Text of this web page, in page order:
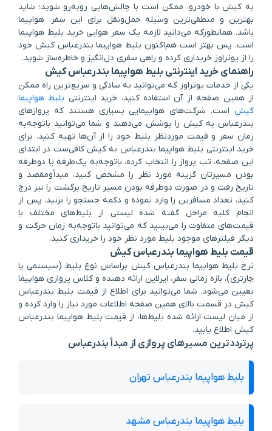
به کیش با خودرو، ممکن است با چالش‌هایی روبه‌رو شوید؛ شاید
بهترین و منطقی‌ترین وسیله حمل‌ونقل برای این سفر، هواپیما
باشد. همانطورکه می‌دانید لازمه یک سفر هوایی خرید بلیط هواپیما
است. پس بهتر است هم‌اکنون بلیط هواپیما بندرعباس کیش خود
را از یوتراوز خریداری کرده و راهی سفری دل‌انگیز و خاطره‌ساز شوید.
راهنمای خرید اینترنتی بلیط هواپیما بندرعباس کیش
یکی از خدمات یوتراوز که می‌توانید به سادگی و سریع‌ترین راه ممکن
از همین صفحه از آن استفاده کنید، خرید اینترنتی بلیط هواپیما
کیش است. شرکت‌های هواپیمایی بسیاری هستند که پروازهای
بندرعباس به کیش را پوشش می‌دهند و شما می‌توانید باتوجه‌به
زمان سفر و قیمت موردنظر بلیط خود را از آن‌ها تهیه کنید. برای
خرید اینترنتی بلیط هواپیما بندرعباس به کیش کافی‌ست در ابتدای
این صفحه، تب پرواز را انتخاب کرده، باتوجه‌به یک‌طرفه یا دوطرفه
بودن مسیرتان گزینه مورد نظر را مشخص کنید، مبدأومقصد و
تاریخ رفت و در صورت دوطرفه‌ بودن مسیر تاریخ برگشت را نیز درج
کنید، تعداد مسافرین را وارد نموده و دکمه جستجو را بزنید. پس از
انجام کلیه مراحل گفته شده لیستی از بلیط‌های مختلف با
قیمت‌های متفاوت را می‌بینید که می‌توانید باتوجه‌به زمان حرکت و
دیگر فیلترهای موجود بلیط مورد نظر خود را خریداری کنید.
قیمت بلیط هواپیما بندرعباس کیش
نرخ بلیط هواپیما بندرعباس کیش براساس نوع بلیط (سیستمی یا
چارتری)، بازه زمانی سفر، ایرلاین ارائه دهنده و کلاس پروازی هواپیما
تعیین می‌شود. شما می‌توانید برای اطلاع از قیمت بلیط بندرعباس
کیش در قسمت بالای همین صفحه اطلاعات مورد نیاز را وارد کرده و
از میان لیست ارائه شده بلیط‌‍‌ها، از قیمت بلیط هواپیما بندرعباس
کیش اطلاع یابید.
پرترددترین مسیرهای پروازی از مبدأ بندرعباس
بلیط هواپیما بندرعباس تهران
بلیط هواپیما بندرعباس مشهد